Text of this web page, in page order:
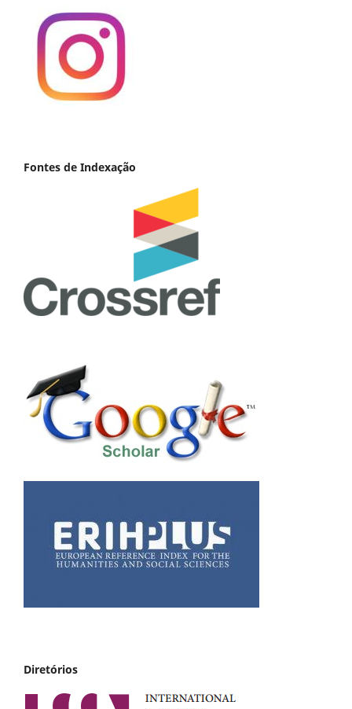
Fontes de Indexação
Diretórios